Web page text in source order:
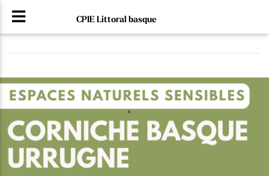
CPIE Littoral basque